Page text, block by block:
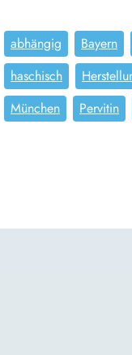
abhängig Bayern
haschisch
München
Pervitin